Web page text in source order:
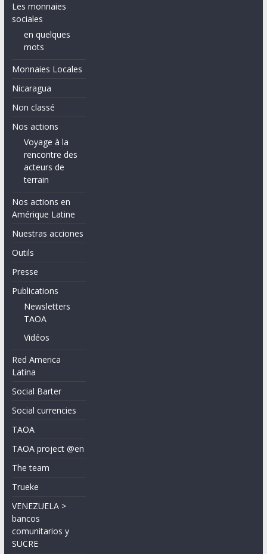
Les monnaies
sociales
en quelques
mots
Monnaies Locales
Nicaragua
Non classé
Nos actions
Voyage à la
rencontre des
acteurs de
terrain
Nos actions en
Amérique Latine
Nuestras acciones
Outils
Presse
Publications
Newsletters
TAOA
Vidéos
Red America
Latina
Social Barter
Social currencies
TAOA
TAOA project @en
The team
Trueke
VENEZUELA >
bancos
comunitarios y
SUCRE